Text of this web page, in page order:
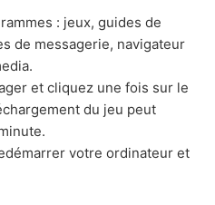
: jeux, guides de
de messagerie, navigateur
et cliquez une fois sur le
du jeu peut
votre ordinateur et